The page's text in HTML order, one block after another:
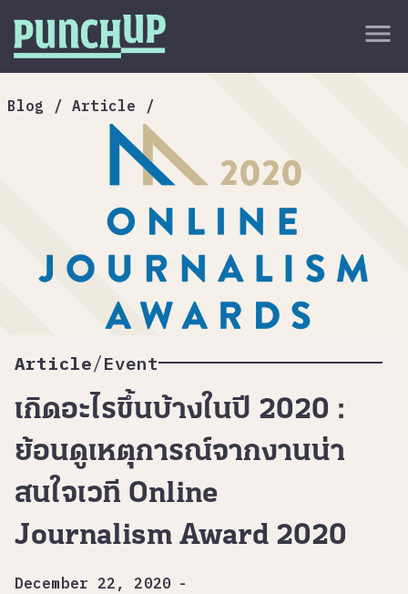
Skip to content
menu
close
About
ลับด้านบน
Blog / Article /
Article/Event
เกิดอะไรขึ้นบ้างในปี 2020 :
ย้อนดูเหตุการณ์จากงานน่า
สนใจเวที Online
Journalism Award 2020
December 22, 2020 -